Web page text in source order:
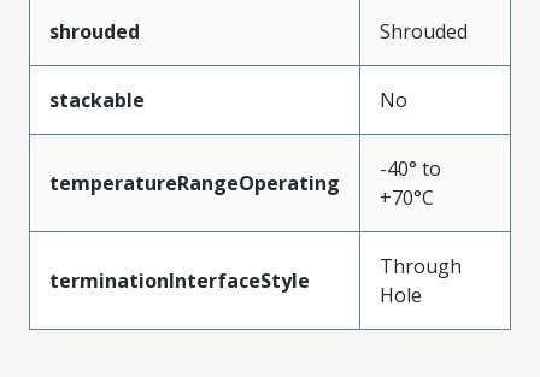
shrouded Shrouded
stackable No
temperatureRangeOperating
-40° to
+70°C
terminationInterfaceStyle
Through
Hole